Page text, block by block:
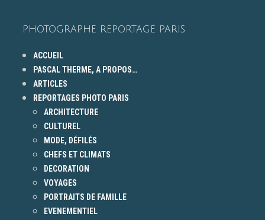
PHOTOGRAPHE REPORTAGE PARIS
ACCUEIL
PASCAL THERME, A PROPOS…
ARTICLES
REPORTAGES PHOTO PARIS
ARCHITECTURE
CULTUREL
MODE, DÉFILÉS
CHEFS ET CLIMATS
DECORATION
VOYAGES
PORTRAITS DE FAMILLE
EVENEMENTIEL